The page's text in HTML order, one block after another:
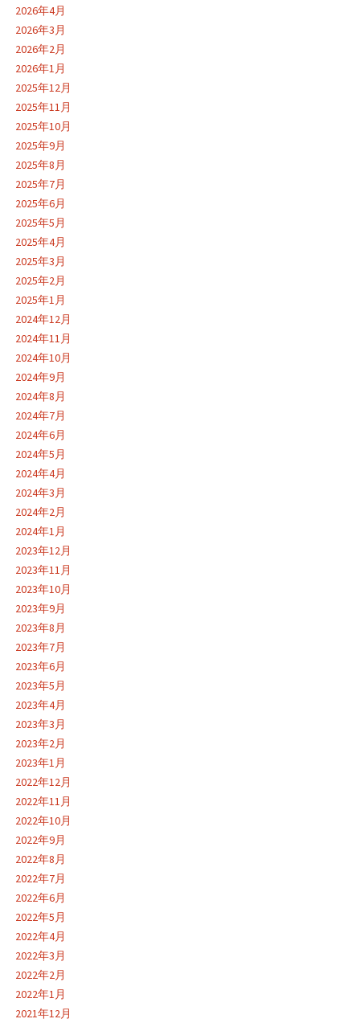
2026年4月
2026年3月
2026年2月
2026年1月
2025年12月
2025年11月
2025年10月
2025年9月
2025年8月
2025年7月
2025年6月
2025年5月
2025年4月
2025年3月
2025年2月
2025年1月
2024年12月
2024年11月
2024年10月
2024年9月
2024年8月
2024年7月
2024年6月
2024年5月
2024年4月
2024年3月
2024年2月
2024年1月
2023年12月
2023年11月
2023年10月
2023年9月
2023年8月
2023年7月
2023年6月
2023年5月
2023年4月
2023年3月
2023年2月
2023年1月
2022年12月
2022年11月
2022年10月
2022年9月
2022年8月
2022年7月
2022年6月
2022年5月
2022年4月
2022年3月
2022年2月
2022年1月
2021年12月